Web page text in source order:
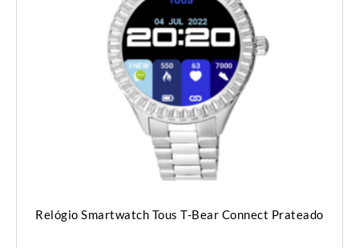
Relógio Smartwatch Tous T-Bear Connect Prateado